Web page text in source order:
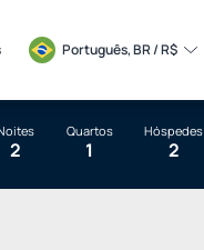
Português, BR / R$
2
Quartos
1
Hóspedes
2